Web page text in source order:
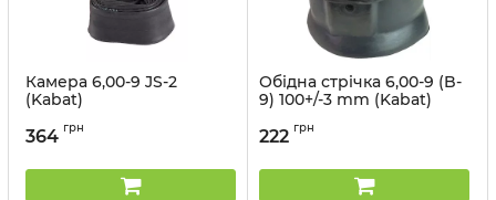
Камера 6,00-9 JS-2
(Kabat)
364 грн
Обідна стрічка 6,00-9 (B-
9) 100+/-3 mm (Kabat)
222 грн